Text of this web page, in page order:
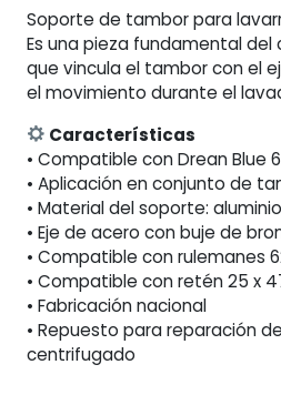
Soporte de tambor para
Es una pieza fundamental del
que vincula el tambor con el
el movimiento durante el
Características
• Compatible con Drean Blue
• Aplicación en conjunto de
• Material del soporte:
• Eje de acero con buje de
• Compatible con rulemanes
• Compatible con retén 25 x
• Fabricación nacional
• Repuesto para reparación
centrifugado